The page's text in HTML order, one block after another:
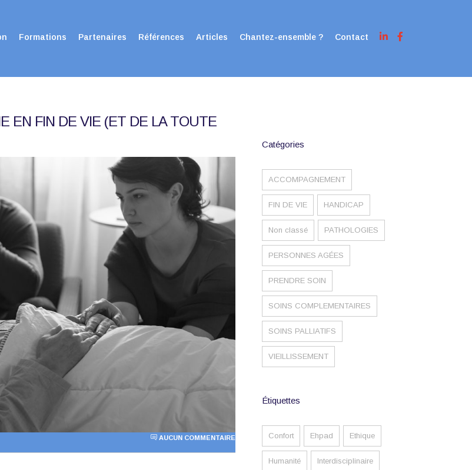
Formations Partenaires Références Articles Chantez-ensemble ? Contact
EN FIN DE VIE (ET DE LA TOUTE
AUCUN COMMENTAIRE
Catégories
ACCOMPAGNEMENT
FIN DE VIE HANDICAP
Non classé PATHOLOGIES
PERSONNES AGÉES
PRENDRE SOIN
SOINS COMPLEMENTAIRES
SOINS PALLIATIFS
VIEILLISSEMENT
Étiquettes
Confort Ehpad Ethique
Humanité Interdisciplinaire